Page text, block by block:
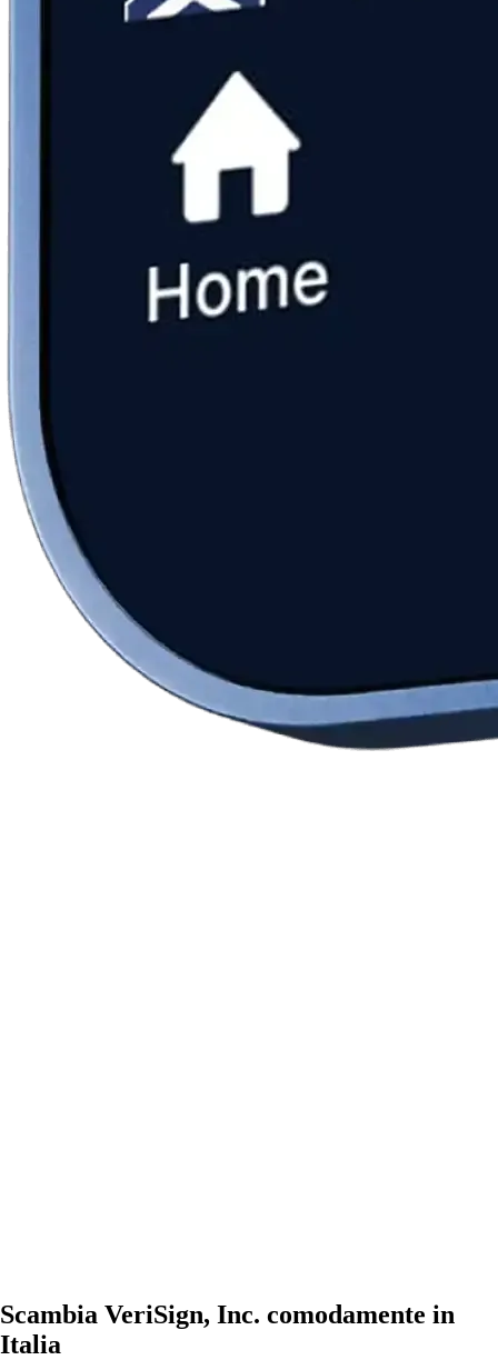
Scambia VeriSign, Inc. comodamente in
Italia